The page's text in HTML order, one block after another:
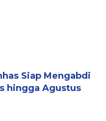
Siap Mengabdi
hingga Agustus